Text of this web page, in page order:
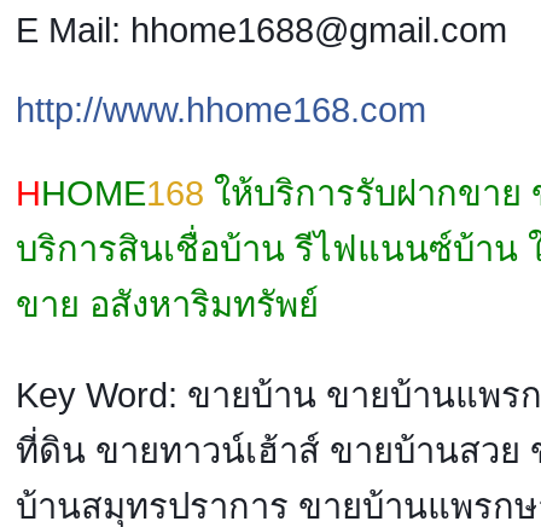
E Mail: hhome1688@gmail.com
http://www.hhome168.com
HHOME168 ให้บริการรับฝากขาย
บริการสินเชื่อบ้าน รีไฟแนนซ์บ้าน
ขาย อสังหาริมทรัพย์
Key Word: ขายบ้าน ขายบ้านแพร
ที่ดิน ขายทาวน์เฮ้าส์ ขายบ้านสวย
บ้านสมุทรปราการ ขายบ้านแพรก